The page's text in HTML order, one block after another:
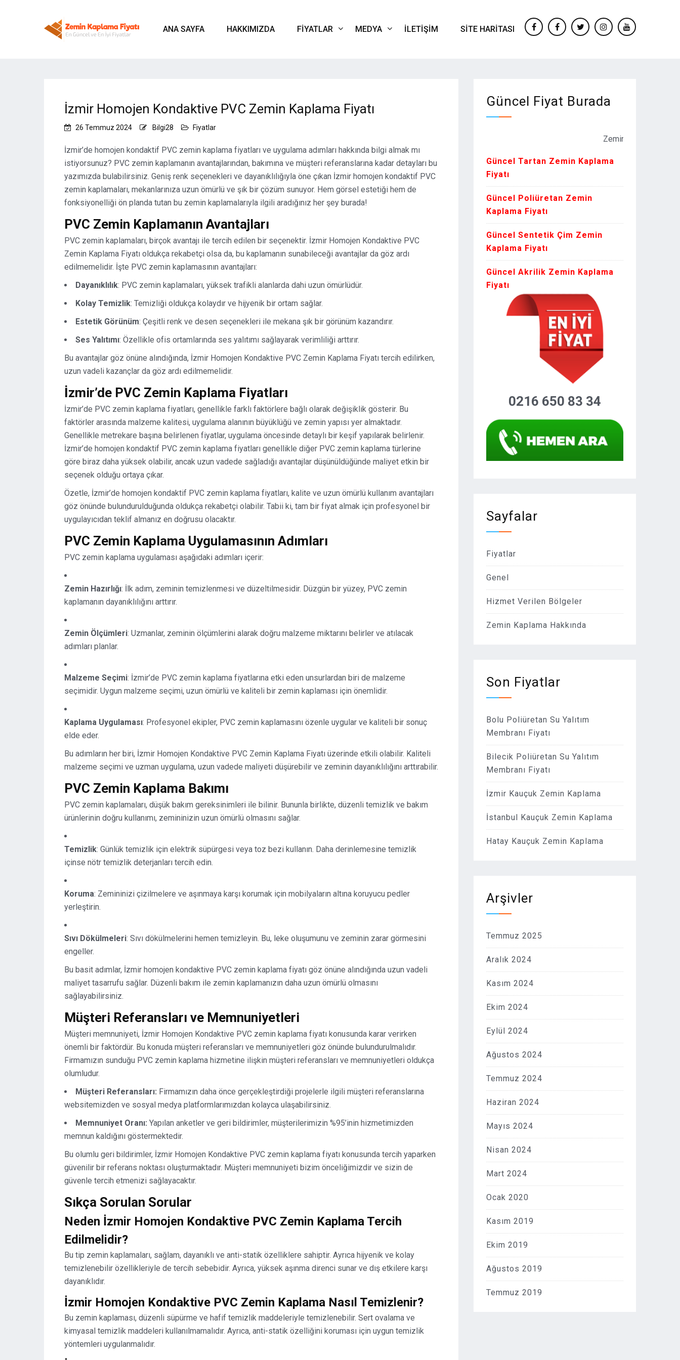
ANA SAYFA HAKKIMIZDA FIYATLAR MEDYA İLETIŞIM
SITE HARITASI
facebookFacebooktwitterinstagramyoutube
İzmir Homojen Kondaktive PVC Zemin Kaplama Fiyatı
26 Temmuz 2024 Bilgi28 Fiyatlar
İzmir’de homojen kondaktif PVC zemin kaplama fiyatları ve uygulama adımları hakkında bilgi almak mı
istiyorsunuz? PVC zemin kaplamanın avantajlarından, bakımına ve müşteri referanslarına kadar detayları bu
yazımızda bulabilirsiniz. Geniş renk seçenekleri ve dayanıklılığıyla öne çıkan İzmir homojen kondaktif PVC
zemin kaplamaları, mekanlarınıza uzun ömürlü ve şık bir çözüm sunuyor. Hem görsel estetiği hem de
fonksiyonelliği ön planda tutan bu zemin kaplamalarıyla ilgili aradığınız her şey burada!
PVC Zemin Kaplamanın Avantajları
PVC zemin kaplamaları, birçok avantajı ile tercih edilen bir seçenektir. İzmir Homojen Kondaktive PVC
Zemin Kaplama Fiyatı oldukça rekabetçi olsa da, bu kaplamanın sunabileceği avantajlar da göz ardı
edilmemelidir. İşte PVC zemin kaplamasının avantajları:
Dayanıklılık: PVC zemin kaplamaları, yüksek trafikli alanlarda dahi uzun ömürlüdür.
Kolay Temizlik: Temizliği oldukça kolaydır ve hijyenik bir ortam sağlar.
Estetik Görünüm: Çeşitli renk ve desen seçenekleri ile mekana şık bir görünüm kazandırır.
Ses Yalıtımı: Özellikle ofis ortamlarında ses yalıtımı sağlayarak verimliliği arttırır.
Bu avantajlar göz önüne alındığında, İzmir Homojen Kondaktive PVC Zemin Kaplama Fiyatı tercih edilirken,
uzun vadeli kazançlar da göz ardı edilmemelidir.
İzmir’de PVC Zemin Kaplama Fiyatları
İzmir’de PVC zemin kaplama fiyatları, genellikle farklı faktörlere bağlı olarak değişiklik gösterir. Bu
faktörler arasında malzeme kalitesi, uygulama alanının büyüklüğü ve zemin yapısı yer almaktadır.
Genellikle metrekare başına belirlenen fiyatlar, uygulama öncesinde detaylı bir keşif yapılarak belirlenir.
İzmir’de homojen kondaktif PVC zemin kaplama fiyatları genellikle diğer PVC zemin kaplama türlerine
göre biraz daha yüksek olabilir, ancak uzun vadede sağladığı avantajlar düşünüldüğünde maliyet etkin bir
seçenek olduğu ortaya çıkar.
Özetle, İzmir’de homojen kondaktif PVC zemin kaplama fiyatları, kalite ve uzun ömürlü kullanım avantajları
göz önünde bulundurulduğunda oldukça rekabetçi olabilir. Tabii ki, tam bir fiyat almak için profesyonel bir
uygulayıcıdan teklif almanız en doğrusu olacaktır.
PVC Zemin Kaplama Uygulamasının Adımları
PVC zemin kaplama uygulaması aşağıdaki adımları içerir:
Zemin Hazırlığı: İlk adım, zeminin temizlenmesi ve düzeltilmesidir. Düzgün bir yüzey, PVC zemin
kaplamanın dayanıklılığını arttırır.
Zemin Ölçümleri: Uzmanlar, zeminin ölçümlerini alarak doğru malzeme miktarını belirler ve atılacak
adımları planlar.
Malzeme Seçimi: İzmir’de PVC zemin kaplama fiyatlarına etki eden unsurlardan biri de malzeme
seçimidir. Uygun malzeme seçimi, uzun ömürlü ve kaliteli bir zemin kaplaması için önemlidir.
Kaplama Uygulaması: Profesyonel ekipler, PVC zemin kaplamasını özenle uygular ve kaliteli bir sonuç
elde eder.
Bu adımların her biri, İzmir Homojen Kondaktive PVC Zemin Kaplama Fiyatı üzerinde etkili olabilir. Kaliteli
malzeme seçimi ve uzman uygulama, uzun vadede maliyeti düşürebilir ve zeminin dayanıklılığını arttırabilir.
PVC Zemin Kaplama Bakımı
PVC zemin kaplamaları, düşük bakım gereksinimleri ile bilinir. Bununla birlikte, düzenli temizlik ve bakım
ürünlerinin doğru kullanımı, zemininizin uzun ömürlü olmasını sağlar.
Temizlik: Günlük temizlik için elektrik süpürgesi veya toz bezi kullanın. Daha derinlemesine temizlik
içinse nötr temizlik deterjanları tercih edin.
Koruma: Zemininizi çizilmelere ve aşınmaya karşı korumak için mobilyaların altına koruyucu pedler
yerleştirin.
Sıvı Dökülmeleri: Sıvı dökülmelerini hemen temizleyin. Bu, leke oluşumunu ve zeminin zarar görmesini
engeller.
Bu basit adımlar, İzmir homojen kondaktive PVC zemin kaplama fiyatı göz önüne alındığında uzun vadeli
maliyet tasarrufu sağlar. Düzenli bakım ile zemin kaplamanızın daha uzun ömürlü olmasını
sağlayabilirsiniz.
Müşteri Referansları ve Memnuniyetleri
Müşteri memnuniyeti, İzmir Homojen Kondaktive PVC zemin kaplama fiyatı konusunda karar verirken
önemli bir faktördür. Bu konuda müşteri referansları ve memnuniyetleri göz önünde bulundurulmalıdır.
Firmamızın sunduğu PVC zemin kaplama hizmetine ilişkin müşteri referansları ve memnuniyetleri oldukça
olumludur.
Müşteri Referansları: Firmamızın daha önce gerçekleştirdiği projelerle ilgili müşteri referanslarına
websitemizden ve sosyal medya platformlarımızdan kolayca ulaşabilirsiniz.
Memnuniyet Oranı: Yapılan anketler ve geri bildirimler, müşterilerimizin %95’inin hizmetimizden
memnun kaldığını göstermektedir.
Bu olumlu geri bildirimler, İzmir Homojen Kondaktive PVC zemin kaplama fiyatı konusunda tercih yaparken
güvenilir bir referans noktası oluşturmaktadır. Müşteri memnuniyeti bizim önceliğimizdir ve sizin de
güvenle tercih etmenizi sağlayacaktır.
Sıkça Sorulan Sorular
Neden İzmir Homojen Kondaktive PVC Zemin Kaplama Tercih
Edilmelidir?
Bu tip zemin kaplamaları, sağlam, dayanıklı ve anti-statik özelliklere sahiptir. Ayrıca hijyenik ve kolay
temizlenebilir özellikleriyle de tercih sebebidir. Ayrıca, yüksek aşınma direnci sunar ve dış etkilere karşı
dayanıklıdır.
İzmir Homojen Kondaktive PVC Zemin Kaplama Nasıl Temizlenir?
Bu zemin kaplaması, düzenli süpürme ve hafif temizlik maddeleriyle temizlenebilir. Sert ovalama ve
kimyasal temizlik maddeleri kullanılmamalıdır. Ayrıca, anti-statik özelliğini koruması için uygun temizlik
yöntemleri uygulanmalıdır.
Güncel Fiyat Burada
Zemin Kaplama Fiyatları
Güncel Tartan Zemin Kaplama
Fiyatı
Güncel Poliüretan Zemin
Kaplama Fiyatı
Güncel Sentetik Çim Zemin
Kaplama Fiyatı
Güncel Akrilik Zemin Kaplama
Fiyatı
0216 650 83 34
Sayfalar
Fiyatlar
Genel
Hizmet Verilen Bölgeler
Zemin Kaplama Hakkında
Son Fiyatlar
Bolu Poliüretan Su Yalıtım
Membranı Fiyatı
Bilecik Poliüretan Su Yalıtım
Membranı Fiyatı
İzmir Kauçuk Zemin Kaplama
İstanbul Kauçuk Zemin Kaplama
Hatay Kauçuk Zemin Kaplama
Arşivler
Temmuz 2025
Aralık 2024
Kasım 2024
Ekim 2024
Eylül 2024
Ağustos 2024
Temmuz 2024
Haziran 2024
Mayıs 2024
Nisan 2024
Mart 2024
Ocak 2020
Kasım 2019
Ekim 2019
Ağustos 2019
Temmuz 2019